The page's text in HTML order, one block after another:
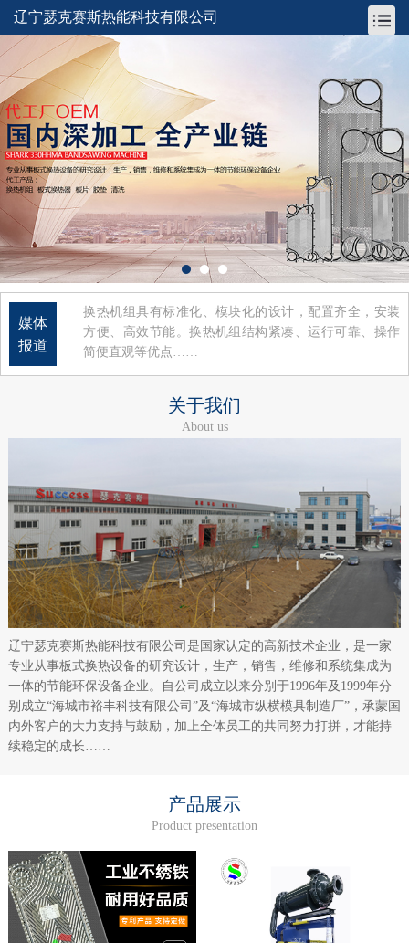
辽宁瑟克赛斯热能科技有限公司
媒体
报道
换热机组具有标准化、模块化的设计，配置齐全，安装
方便、高效节能。换热机组结构紧凑、运行可靠、操作
简便直观等优点……
关于我们
About us
辽宁瑟克赛斯热能科技有限公司是国家认定的高新技术企业，是一家
专业从事板式换热设备的研究设计，生产，销售，维修和系统集成为
一体的节能环保设备企业。自公司成立以来分别于1996年及1999年分
别成立“海城市裕丰科技有限公司”及“海城市纵横模具制造厂”，承蒙国
内外客户的大力支持与鼓励，加上全体员工的共同努力打拼，才能持
续稳定的成长……
产品展示
Product presentation